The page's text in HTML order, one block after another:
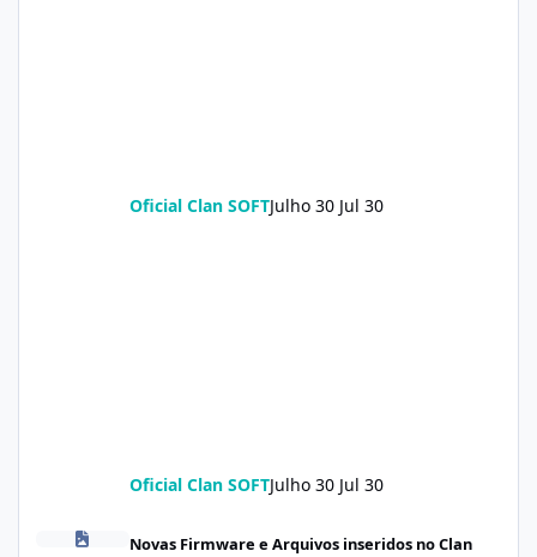
Oficial Clan SOFTJulho 30 Jul 30
Oficial Clan SOFTJulho 30 Jul 30
Redmi Turbo 5 (klee) ENG Firmware Engineering Rom
Novas Firmware e Arquivos inseridos no Clan